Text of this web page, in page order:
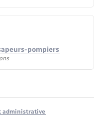
pompiers
administrative